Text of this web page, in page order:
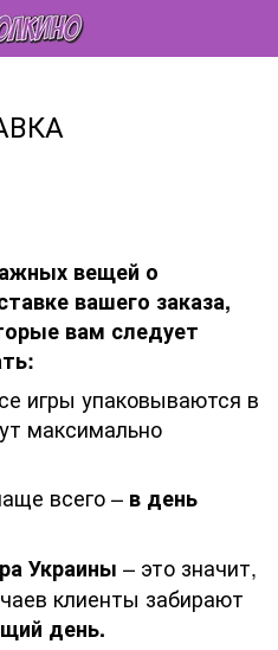
вещей о
вашего заказа,
вам следует
игры упаковываются в
максимально
всего – в день
Украины – это значит,
клиенты забирают
день.